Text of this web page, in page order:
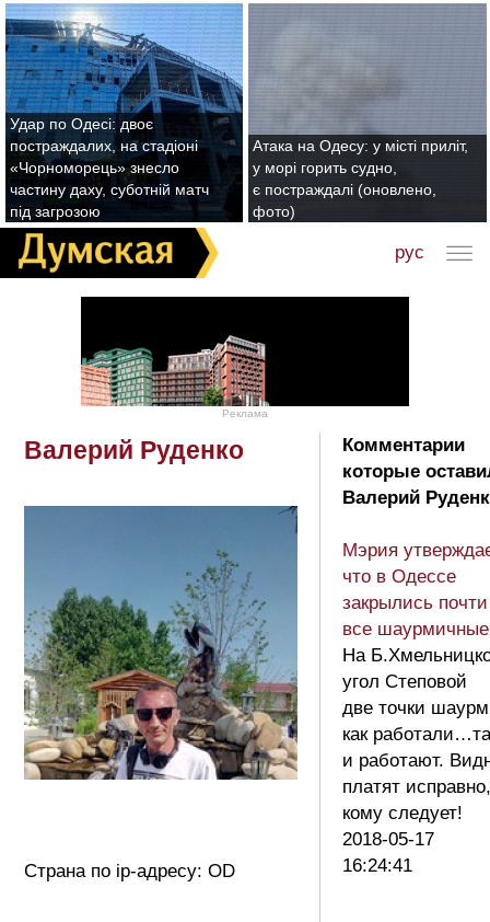
Удар по Одесі: двоє
постраждалих, на стадіоні
«Чорноморець» знесло
частину даху, суботній матч
під загрозою
Атака на Одесу: у місті приліт,
у морі горить судно,
є постраждалі (оновлено,
фото)
рус
Реклама
Валерий Руденко
Страна по ip-адресу: OD
Комментарии
которые
Валерий
Мэрия
что в Одессе
закрылись почти
все шаурмичные
На
угол Степовой
две точки
как
и работают.
платят исправно,
кому следует!
2018-05-17
16:24:41